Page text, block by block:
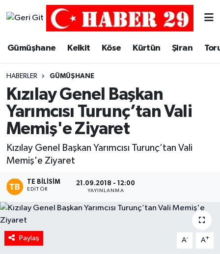
Gümüşhane Kelkit Köse Kürtün Şiran
HABERLER GÜMÜŞHANE
Kızılay Genel Başkan
Yarımcısı Turunç’tan Vali
Memiş'e Ziyaret
Kızılay Genel Başkan Yarımcısı Turunç’tan Vali
Memiş'e Ziyaret
TE BILISIM
EDITÖR
21.09.2018 - 12:00
YAYINLANMA
Paylaş A- A+
Merkez Trafik Yoğunluk Haritası
Süper Lig Puan Durumu ve Fikstür
Tüm Manşetler
Son Dakika Haberleri
Haber Arşivi